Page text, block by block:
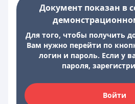
Документ показан в
Для того, чтобы получить
Вам нужно перейти по
логин и пароль. Если у
пароля,
Войти